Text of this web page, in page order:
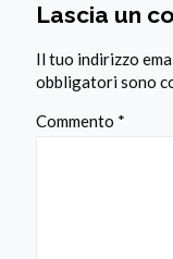
Lascia un
Il tuo indirizzo
obbligatori sono
Commento *